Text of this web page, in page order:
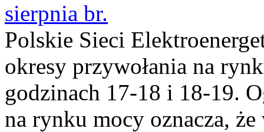
sierpnia br.
Polskie Sieci
okresy przywołania na
godzinach 17-18 i 18-19.
na rynku mocy oznacza,